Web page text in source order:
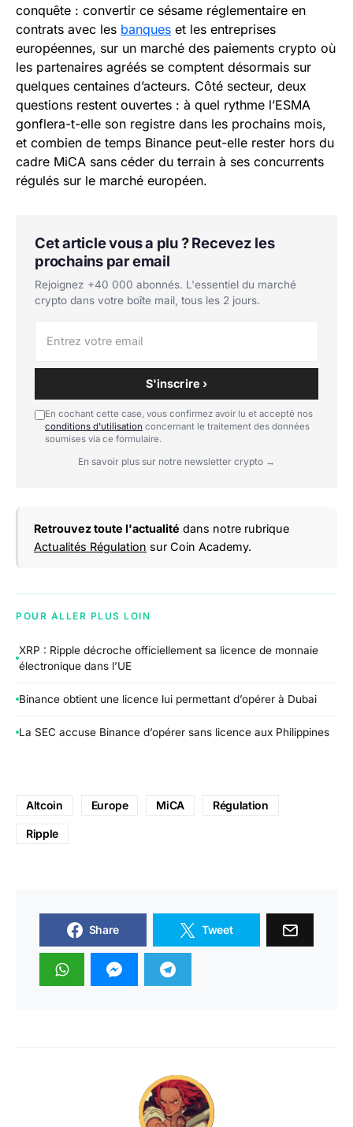
conquête : convertir ce sésame réglementaire en
contrats avec les banques et les entreprises
européennes, sur un marché des paiements crypto où
les partenaires agréés se comptent désormais sur
quelques centaines d’acteurs. Côté secteur, deux
questions restent ouvertes : à quel rythme l’ESMA
gonflera-t-elle son registre dans les prochains mois,
et combien de temps Binance peut-elle rester hors du
cadre MiCA sans céder du terrain à ses concurrents
régulés sur le marché européen.
Cet article vous a plu ? Recevez les
prochains par email
Rejoignez +40 000 abonnés. L'essentiel du marché
crypto dans votre boîte mail, tous les 2 jours.
S'inscrire ›
En cochant cette case, vous confirmez avoir lu et accepté nos
conditions d'utilisation concernant le traitement des données
soumises via ce formulaire.
En savoir plus sur notre newsletter crypto →
Retrouvez toute l'actualité dans notre rubrique
Actualités Régulation sur Coin Academy.
POUR ALLER PLUS LOIN
XRP : Ripple décroche officiellement sa licence de monnaie
électronique dans l’UE
Binance obtient une licence lui permettant d’opérer à Dubai
La SEC accuse Binance d’opérer sans licence aux Philippines
Altcoin Europe MiCA Régulation
Ripple
Share Tweet